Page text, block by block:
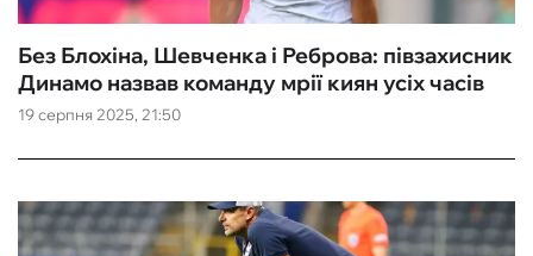
19 серпня 2025, 21:50
Без Блохіна, Шевченка і Реброва: півзахисник
Динамо назвав команду мрії киян усіх часів